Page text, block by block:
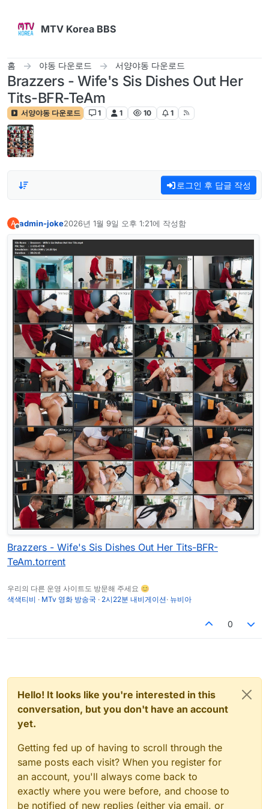
MTV Korea BBS
홈 야동 다운로드 서양야동 다운로드
Brazzers - Wife's Sis Dishes Out Her
Tits-BFR-TeAm
서양야동 다운로드 1 1 10 1
로그인 후 답글 작성
A admin-joke2026년 1월 9일 오후 1:21에 작성함
마지막 수정자:
Brazzers - Wife's Sis Dishes Out Her Tits-BFR-
TeAm.torrent
우리의 다른 운영 사이트도 방문해 주세요 😊
색색티비 · MTv 영화 방송국 · 2시22분 내비게이션· 뉴비아
0
Hello! It looks like you're interested in this
conversation, but you don't have an account
yet.
Getting fed up of having to scroll through the
same posts each visit? When you register for
an account, you'll always come back to
exactly where you were before, and choose to
be notified of new replies (either via email, or